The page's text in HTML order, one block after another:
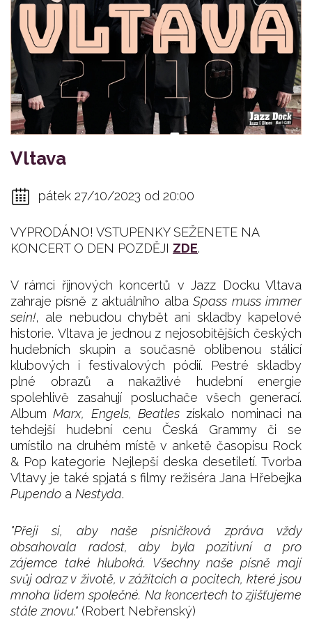
Vltava
pátek 27/10/2023 od 20:00
VYPRODÁNO! VSTUPENKY SEŽENETE NA
KONCERT O DEN POZDĚJI ZDE.
V rámci říjnových koncertů v Jazz Docku Vltava
zahraje písně z aktuálního albaSpass muss immer
sein!, ale nebudou chybět ani skladby kapelové
historie. Vltava je jednou z nejosobitějších českých
hudebních skupin a současně oblíbenou stálicí
klubových i festivalových pódií. Pestré skladby
plné obrazů a nakažlivé hudební energie
spolehlivě zasahují posluchače všech generací.
AlbumMarx, Engels, Beatles získalo nominaci na
tehdejší hudební cenu Česká Grammy či se
umístilo na druhém místě v anketě časopisu Rock
& Pop kategorie Nejlepší deska desetiletí. Tvorba
Vltavy je také spjatá s filmy režiséra Jana Hřebejka
Pupendo a Nestyda.
"Přeji si, aby naše písničková zpráva vždy
obsahovala radost, aby byla pozitivní a pro
zájemce také hluboká. Všechny naše písně mají
svůj odraz v životě, v zážitcích a pocitech, které jsou
mnoha lidem společné. Na koncertech to zjišťujeme
stále znovu." (Robert Nebřenský)